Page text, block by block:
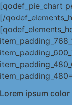
[qodef_pie_chart
[/
Lorem ipsum dolor